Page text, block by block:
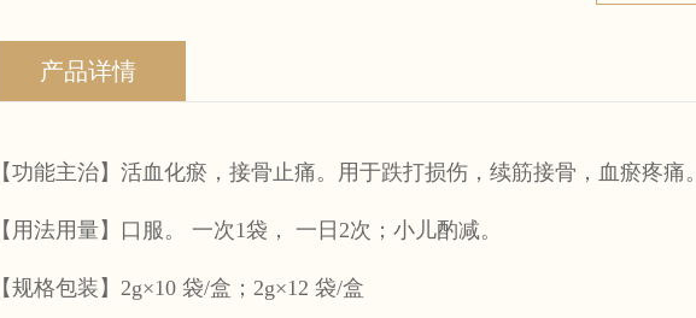
产品详情
【功能主治】活血化瘀，接骨止痛。用于跌打损伤，续筋接骨，血瘀疼痛。
【用法用量】口服。 一次1袋， 一日2次；小儿酌减。
【规格包装】2g×10袋/盒；2g×12袋/盒